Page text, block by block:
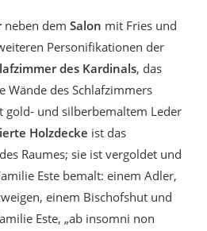
neben dem Salon mit Fries und
Personifikationen der
des Kardinals, das
Wände des Schlafzimmers
und silberbemaltem Leder
Holzdecke ist das
Raumes; sie ist vergoldet und
Este bemalt: einem Adler,
einem Bischofshut und
Este, „ab insomni non